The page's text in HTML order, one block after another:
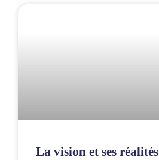
La vision et ses réalités